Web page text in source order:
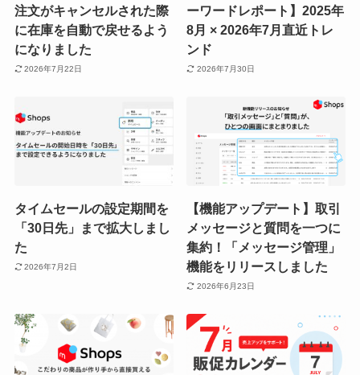
注文がキャンセルされた際
に在庫を自動で戻せるよう
になりました
2026年7月22日
ーワードレポート】2025年
8月 × 2026年7月直近トレ
ンド
2026年7月30日
タイムセールの設定期間を
「30日先」まで拡大しまし
た
2026年7月2日
【機能アップデート】取引
メッセージと質問を一つに
集約！「メッセージ管理」
機能をリリースしました
2026年6月23日